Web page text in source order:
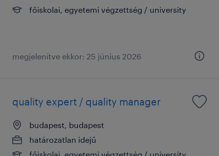
főiskolai, egyetemi végzettség / university
megjelenítve ekkor: 25 június 2026
quality expert / quality manager
budapest, budapest
határozatlan idejű